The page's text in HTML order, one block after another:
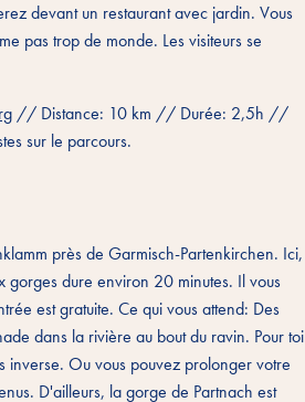
devant un restaurant avec jardin. Vous
pas trop de monde. Les visiteurs se
// Distance: 10 km // Durée: 2,5h //
sur le parcours.
près de Garmisch-Partenkirchen. Ici,
gorges dure environ 20 minutes. Il vous
est gratuite. Ce qui vous attend: Des
dans la rivière au bout du ravin. Pour toi
inverse. Ou vous pouvez prolonger votre
D'ailleurs, la gorge de Partnach est